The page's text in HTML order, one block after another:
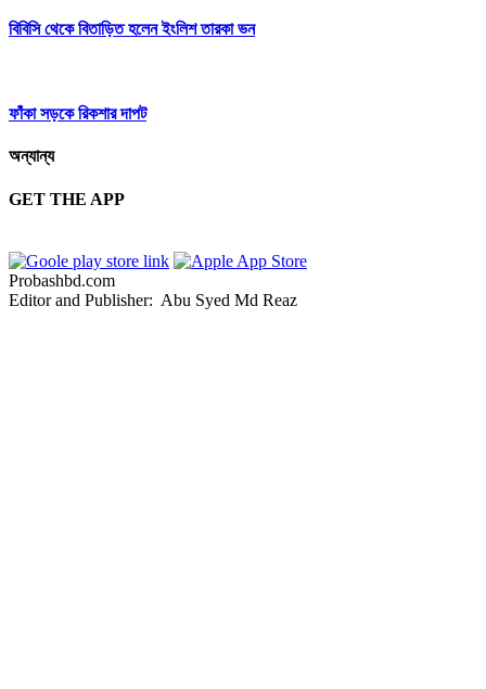
বিবিসি থেকে বিতাড়িত হলেন ইংলিশ তারকা ভন
ফাঁকা সড়কে রিকশার দাপট
অন্যান্য
GET THE APP
Probashbd.com
Editor and Publisher: Abu Syed Md Reaz